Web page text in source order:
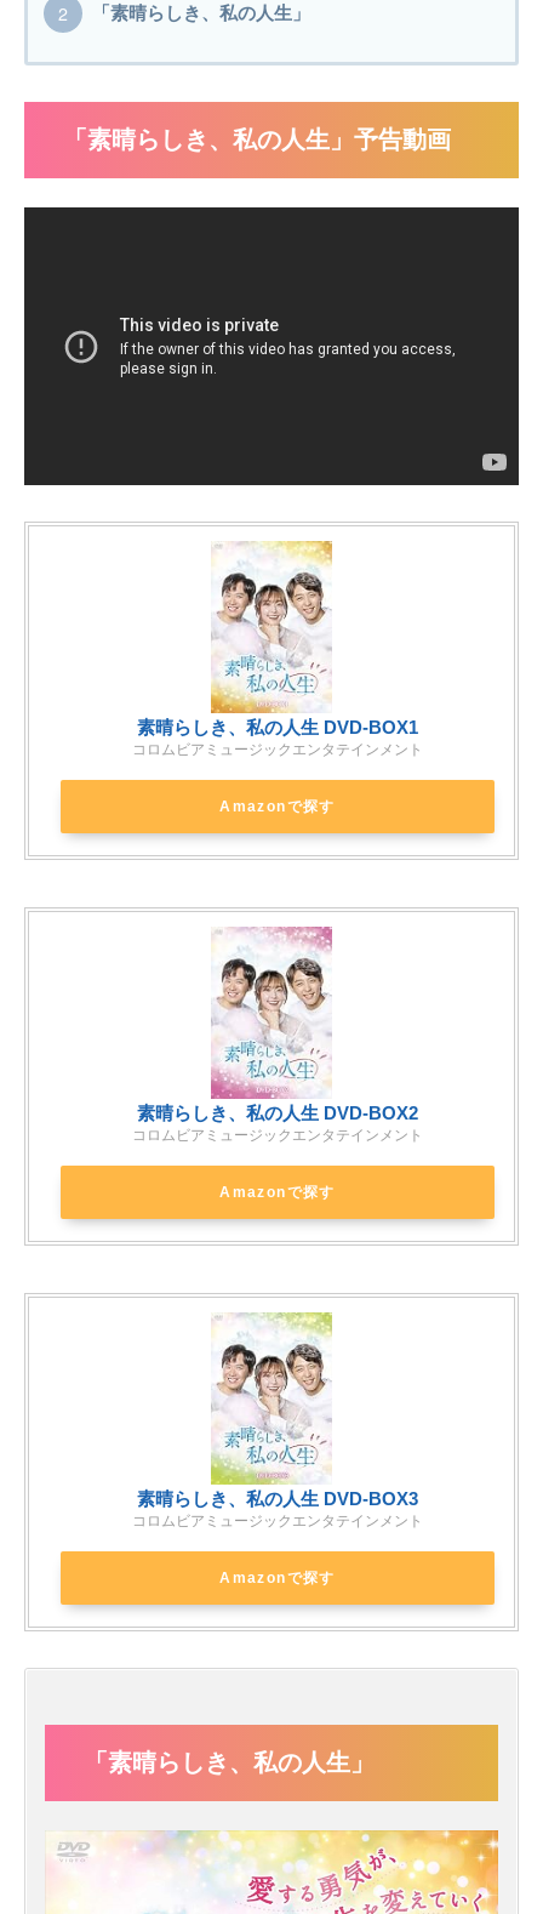
「素晴らしき、私の人生」
「素晴らしき、私の人生」予告動画
素晴らしき、私の人生 DVD-BOX1
コロムビアミュージックエンタテインメント
Amazonで探す
素晴らしき、私の人生 DVD-BOX2
コロムビアミュージックエンタテインメント
Amazonで探す
素晴らしき、私の人生 DVD-BOX3
コロムビアミュージックエンタテインメント
Amazonで探す
「素晴らしき、私の人生」